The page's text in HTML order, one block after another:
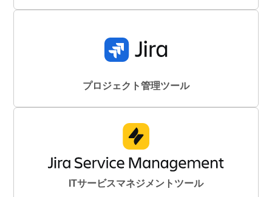
プロジェクト管理ツール
ITサービスマネジメントツール